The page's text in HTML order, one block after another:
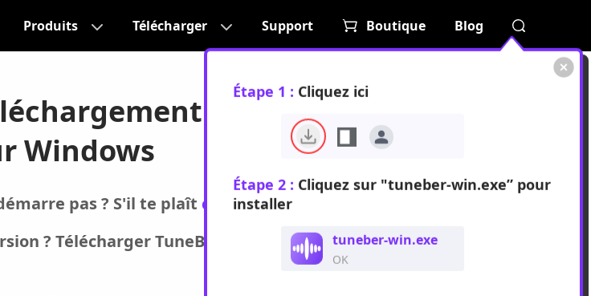
Produits Télécharger Support Boutique Blog
TuneBer
Windows
pas ? S'il te plaît cliquez ici>
? Télécharger TuneBer pour
Mac.)
Étape 1 : Cliquez ici
Étape 2 : Cliquez sur "tuneber-win.exe” pour
installer
tuneber-win.exe
OK